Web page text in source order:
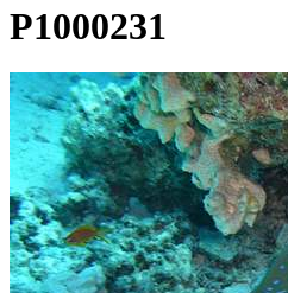
P1000231